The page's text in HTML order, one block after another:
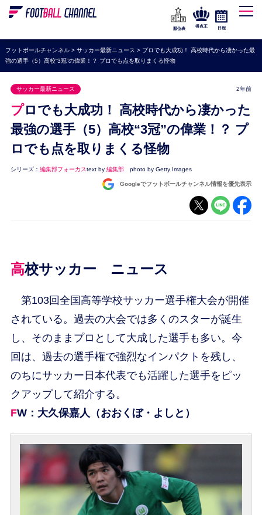
WEリーグ
海外サッカー
プレミアリーグ
ラ・リーガ
セリエA
ブンデスリーガ
UEFA
ナショナルチーム
順位表
得点王 日程
フットボールチャンネル> サッカー最新ニュース > プロでも大成功！ 高校時代から凄かった最
強の選手（5）高校“3冠”の偉業！？ プロでも点を取りまくる怪物
サッカー最新ニュース 2年前
プロでも大成功！ 高校時代から凄かった
最強の選手（5）高校“3冠”の偉業！？ プ
ロでも点を取りまくる怪物
シリーズ： 編集部フォーカスtext by 編集部 photo by Getty Images
Googleでフットボールチャンネル情報を優先表示
高校サッカー ニュース
第103回全国高等学校サッカー選手権大会が開催
されている。過去の大会では多くのスターが誕生
し、そのままプロとして大成した選手も多い。今
回は、過去の選手権で強烈なインパクトを残し、
のちにサッカー日本代表でも活躍した選手をピッ
クアップして紹介する。
FW：大久保嘉人（おおくぼ・よしと）